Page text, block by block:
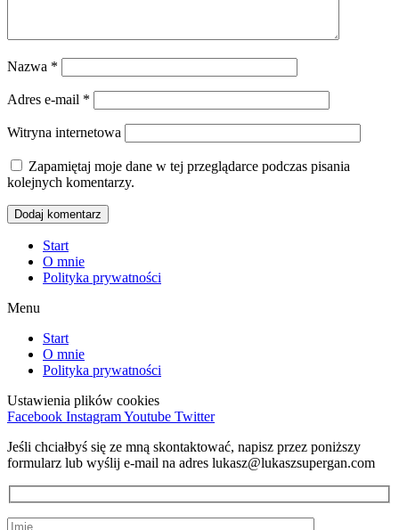
Nazwa *
Adres e-mail *
Witryna internetowa
Zapamiętaj moje dane w tej przeglądarce podczas pisania
kolejnych komentarzy.
Start
O mnie
Polityka prywatności
Menu
Start
O mnie
Polityka prywatności
Ustawienia plików cookies
Facebook InstagramYoutube Twitter
Jeśli chciałbyś się ze mną skontaktować, napisz przez poniższy
formularz lub wyślij e-mail na adres lukasz@lukaszsupergan.com